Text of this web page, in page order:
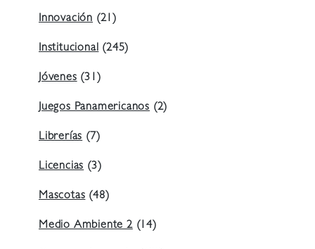
Innovación (21)
Institucional(245)
Jóvenes(31)
Juegos Panamericanos (2)
Librerías(7)
Licencias(3)
Mascotas(48)
Medio Ambiente 2(14)